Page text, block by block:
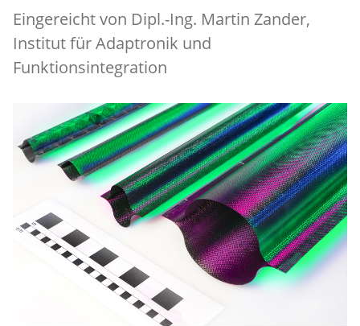
Eingereicht von Dipl.-Ing. Martin Zander,
Institut für Adaptronik und
Funktionsintegration